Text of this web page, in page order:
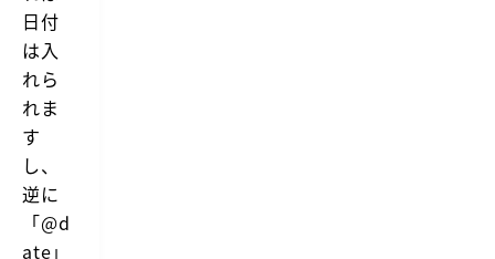
日付
は入
れら
れま
す
し、
逆に
「@d
ate」